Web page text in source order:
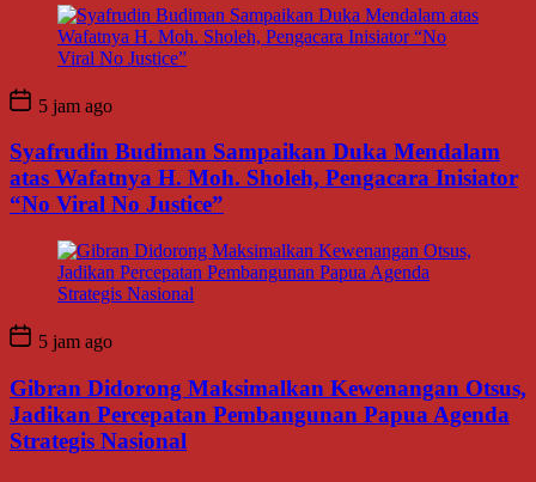
5 jam ago
Syafrudin Budiman Sampaikan Duka Mendalam
atas Wafatnya H. Moh. Sholeh, Pengacara Inisiator
“No Viral No Justice”
5 jam ago
Gibran Didorong Maksimalkan Kewenangan Otsus,
Jadikan Percepatan Pembangunan Papua Agenda
Strategis Nasional